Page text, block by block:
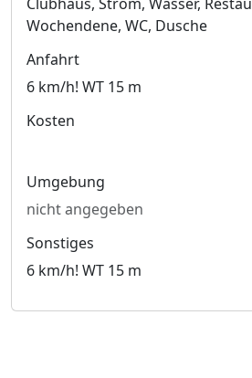
Wochendene, WC, Dusche
Anfahrt
6 km/h! WT 15 m
Kosten
Umgebung
nicht angegeben
Sonstiges
6 km/h! WT 15 m